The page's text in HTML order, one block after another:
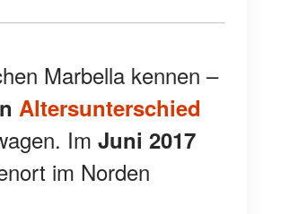
Marbella kennen –
Altersunterschied
Im Juni 2017
im Norden